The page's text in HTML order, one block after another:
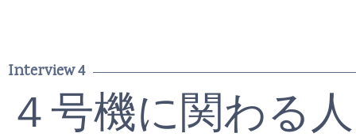
Interview 4
４号機に関わる